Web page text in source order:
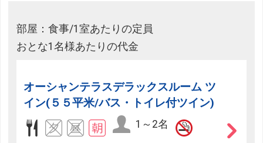
部屋：食事/1室あたりの定員
おとな1名様あたりの代金
オーシャンテラスデラックスルーム ツ
イン(５５平米/バス・トイレ付ツイン)
1～2名